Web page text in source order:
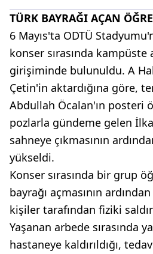
TÜRK BAYRAĞI AÇAN
6 Mayıs'ta ODTÜ
konser sırasında kampüste
girişiminde bulunuldu. A
Çetin'in aktardığına göre,
Abdullah Öcalan'ın posteri
pozlarla gündeme gelen
sahneye çıkmasının
yükseldi.
Konser sırasında bir grup
bayrağı açmasının
kişiler tarafından fiziki
Yaşanan arbede sırasında
hastaneye kaldırıldığı,